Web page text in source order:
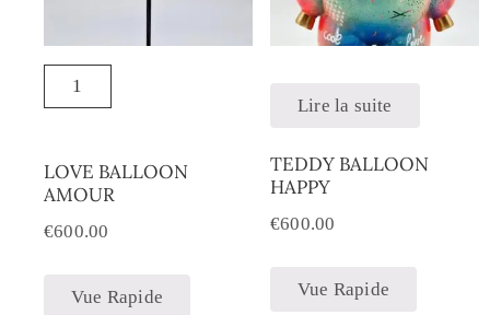
LOVE BALLOON
AMOUR
€600.00
Vue Rapide
Lire la suite
TEDDY BALLOON
HAPPY
€600.00
Vue Rapide